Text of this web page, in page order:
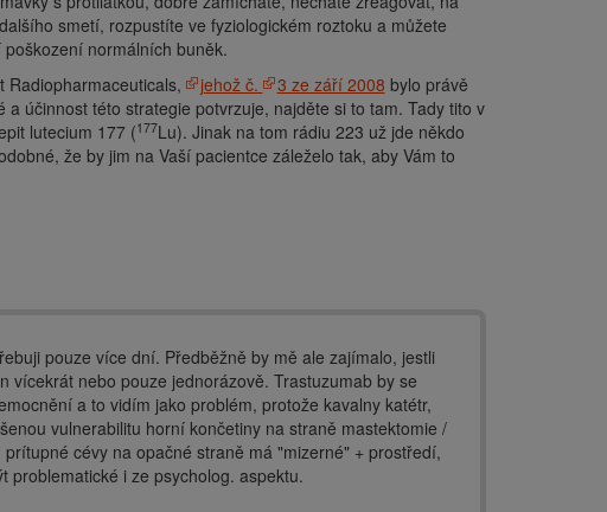
smetí, rozpustíte ve fyziologickém roztoku a můžete
normálních buněk.
Radiopharmaceuticals,
jehož č. 3 ze září 2008 bylo právě
účinnost této strategie potvrzuje, najděte si to tam. Tady tito v
lutecium 177 (177Lu). Jinak na tom rádiu 223 už jde někdo
že by jim na Vaší pacientce záleželo tak, aby Vám to
pouze více dní. Předběžně by mě ale zajímalo, jestli
vícekrát nebo pouze jednorázově. Trastuzumab by se
a to vidím jako problém, protože kavalny katétr,
vulnerabilitu horní končetiny na straně mastektomie /
cévy na opačné straně má "mizerné" + prostředí,
problematické i ze psycholog. aspektu.